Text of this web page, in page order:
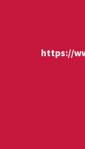
https://